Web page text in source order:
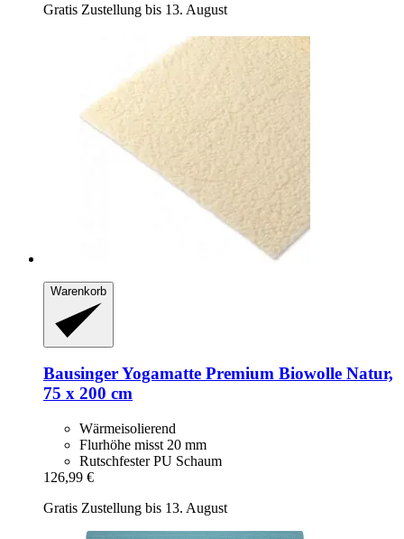
Gratis Zustellung bis 13. August
Warenkorb
BausingerYogamatte Premium Biowolle Natur,
75 x 200 cm
Wärmeisolierend
Flurhöhe misst 20 mm
Rutschfester PU Schaum
126,99 €
Gratis Zustellung bis 13. August